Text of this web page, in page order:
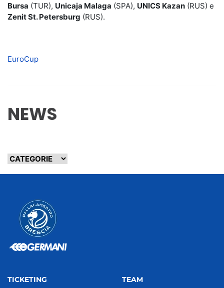
Bursa (TUR), Unicaja Malaga (SPA), UNICS Kazan (RUS) e
Zenit St. Petersburg (RUS).
EuroCup
NEWS
TICKETING TEAM